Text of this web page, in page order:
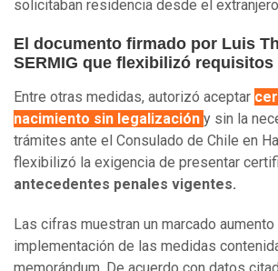
solicitaban residencia desde el
El documento firmado por Luis
SERMIG que flexibilizó requisitos
Entre otras medidas, autorizó aceptar
nacimiento sin legalización y sin la
trámites ante el Consulado de Chile en
flexibilizó la exigencia de presentar
antecedentes penales vigentes.
Las cifras muestran un marcado
implementación de las medidas